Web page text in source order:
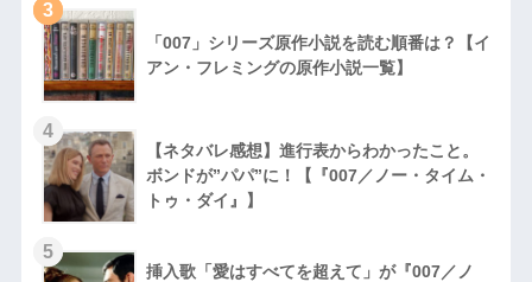
3
「007」シリーズ原作小説を読む順番は？【イ
アン・フレミングの原作小説一覧】
4
【ネタバレ感想】進行表からわかったこと。
ボンドが”パパ”に！【『007／ノー・タイム・
トゥ・ダイ』】
5
挿入歌「愛はすべてを超えて」が『007／ノ